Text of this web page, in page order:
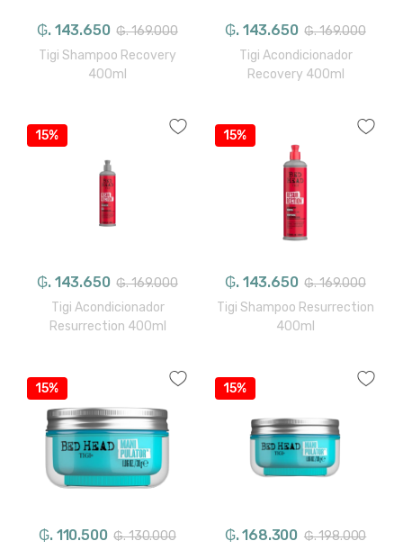
₲. 143.650 ₲. 169.000
Tigi Shampoo Recovery
400ml
₲. 143.650 ₲. 169.000
Tigi Acondicionador
Recovery 400ml
15%
₲. 143.650 ₲. 169.000
Tigi Acondicionador
Resurrection 400ml
15%
₲. 143.650 ₲. 169.000
Tigi Shampoo Resurrection
400ml
15%
₲. 110.500 ₲. 130.000
15%
₲. 168.300 ₲. 198.000